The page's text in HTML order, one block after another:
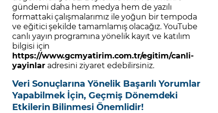
gündemi daha hem medya hem de yazılı
formattaki çalışmalarımız ile yoğun bir tempoda
ve eğitici şekilde tamamlamış olacağız. YouTube
canlı yayın programına yönelik kayıt ve katılım
bilgisi için
https://www.gcmyatirim.com.tr/egitim/canli-
yayinlaradresini ziyaret edebilirsiniz.
Veri Sonuçlarına Yönelik Başarılı Yorumlar
Yapabilmek İçin, Geçmiş Dönemdeki
Etkilerin Bilinmesi Önemlidir!